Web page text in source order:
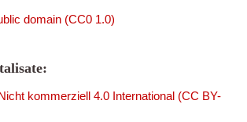
domain (CC0 1.0)
kommerziell 4.0 International (CC BY-